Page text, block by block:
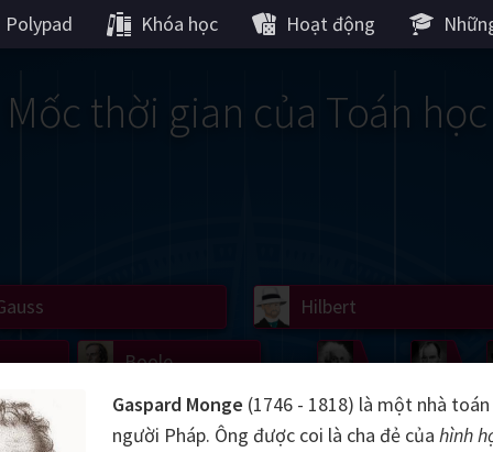
Polypad Khóa học Hoạt động
Mốc thời gian của Toán học
von
Einstein
Hilbert
Cayley
Boole
Hamilton
Lobachevsky
Gaspard Monge (1746 - 1818) là một nhà
người Pháp. Ông được coi là cha đẻ của hình